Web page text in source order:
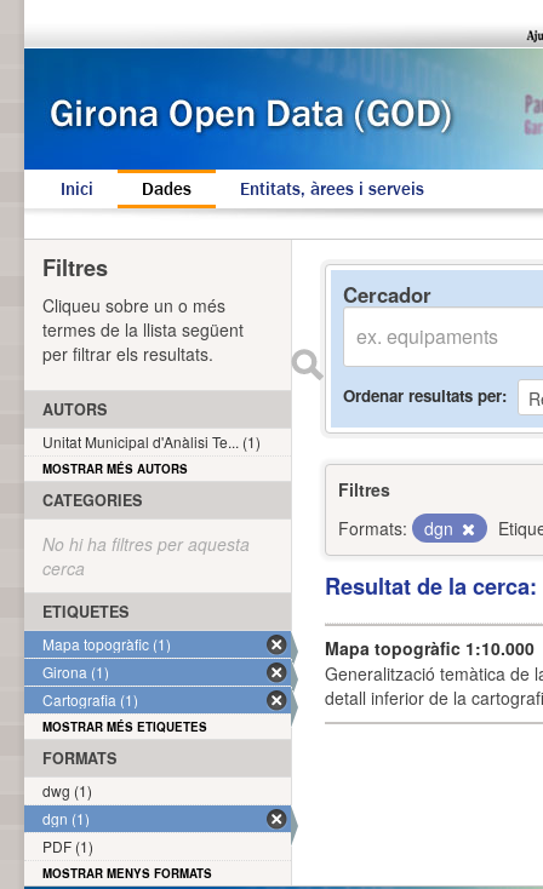
Inici Dades Entitats, àrees i serveis
Cercador
Ordenar resultats per
Filtres
Formats:
dgn
Resultat de la
Mapa topogràfic 1:10.000
Generalització temàtica de
detall inferior de la
Filtres
Cliqueu sobre un o més
termes de la llista següent
per filtrar els resultats.
AUTORS
Unitat Municipal d'Anàlisi Te... (1)
MOSTRAR MÉS AUTORS
CATEGORIES
No hi ha filtres per aquesta
cerca
ETIQUETES
Mapa topogràfic (1)
Girona (1)
Cartografia (1)
MOSTRAR MÉS ETIQUETES
FORMATS
dwg (1)
dgn (1)
PDF (1)
MOSTRAR MENYS FORMATS